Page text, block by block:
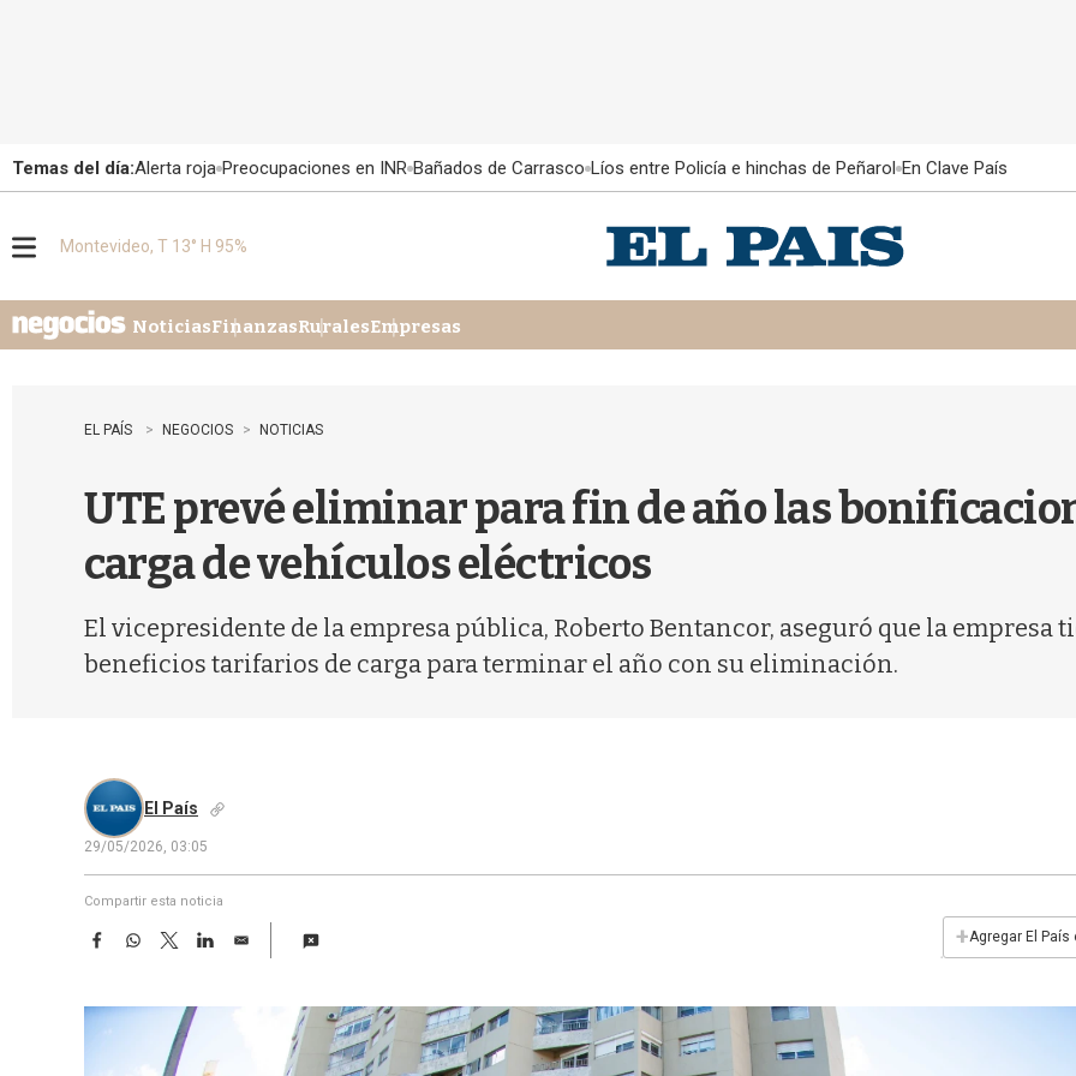
Temas del día:Alerta roja Preocupaciones en INR Bañados de Carrasco Líos entre Policía e hinchas de Peñarol En Clave País
u
Montevideo, T 13° H 95%
NoticiasFinanzasRuralesEmpresas
EL PAÍS NEGOCIOS NOTICIAS
UTE prevé eliminar para fin de año las
carga de vehículos eléctricos
El vicepresidente de la empresa pública, Roberto Bentancor, aseguró que la empresa
beneficios tarifarios de carga para terminar el año con su eliminación.
El País
29/05/2026, 03:05
Compartir esta noticia
F
e
b
W
t
T
w
t
t
e
L
k
E
+Agregar El País